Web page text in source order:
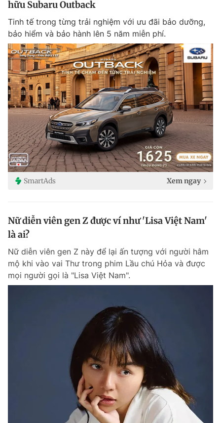
hữu Subaru Outback
Tinh tế trong từng trải nghiệm với ưu đãi bảo dưỡng,
bảo hiểm và bảo hành lên 5 năm miễn phí.
SmartAds Xem ngay
Nữ diễn viên gen Z được ví như 'Lisa Việt Nam'
là ai?
Nữ diễn viên gen Z này để lại ấn tượng với người hâm
mộ khi vào vai Thư trong phim Lầu chú Hỏa và được
mọi người gọi là "Lisa Việt Nam".